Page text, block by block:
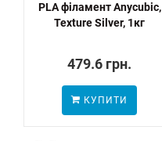
PLA філамент Anycubic,
Texture Silver, 1кг
479.6 грн.
КУПИТИ